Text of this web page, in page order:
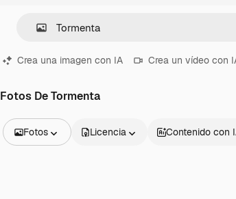
Crea una imagen con IA Crea un vídeo con
Fotos De Tormenta
Fotos Licencia Contenido con